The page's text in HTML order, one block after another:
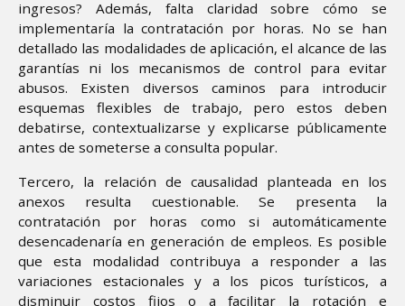
ingresos? Además, falta claridad sobre cómo se
implementaría la contratación por horas. No se han
detallado las modalidades de aplicación, el alcance de las
garantías ni los mecanismos de control para evitar
abusos. Existen diversos caminos para introducir
esquemas flexibles de trabajo, pero estos deben
debatirse, contextualizarse y explicarse públicamente
antes de someterse a consulta popular.
Tercero, la relación de causalidad planteada en los
anexos resulta cuestionable. Se presenta la
contratación por horas como si automáticamente
desencadenaría en generación de empleos. Es posible
que esta modalidad contribuya a responder a las
variaciones estacionales y a los picos turísticos, a
disminuir costos fijos o a facilitar la rotación e